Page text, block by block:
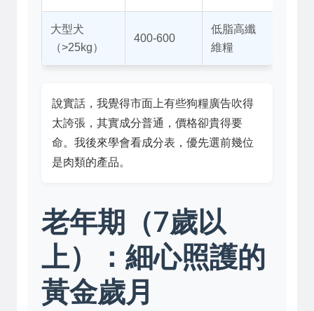
大型犬
（>25kg）
400-600
低脂高纖
維糧
說實話，我覺得市面上有些狗糧廣告吹得
太誇張，其實成分普通，價格卻貴得要
命。我後來學會看成分表，優先選前幾位
是肉類的產品。
老年期（7歲以
上）：細心照護的
黃金歲月